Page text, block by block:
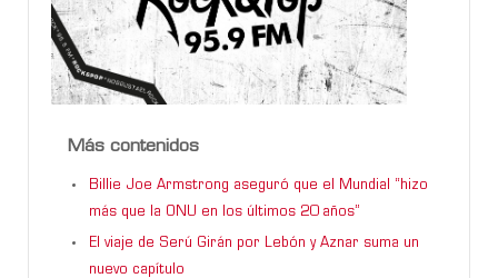
Más contenidos
Billie Joe Armstrong aseguró que el Mundial “hizo
más que la ONU en los últimos 20 años”
El viaje de Serú Girán por Lebón y Aznar suma un
nuevo capítulo